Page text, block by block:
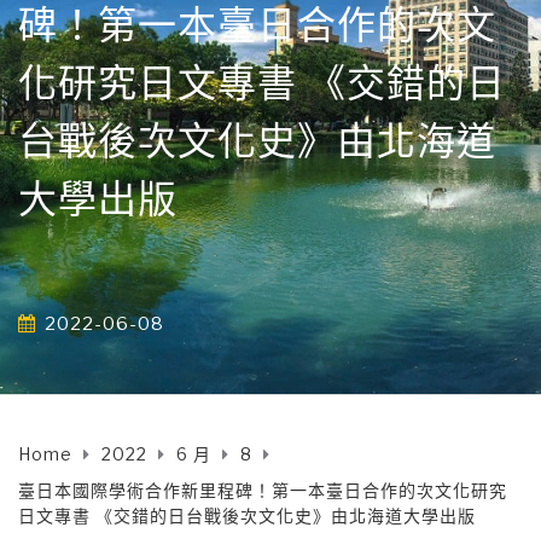
碑！第一本臺日合作的次文
化研究日文專書 《交錯的日
台戰後次文化史》由北海道
大學出版
2022-06-08
Home 2022 6 月
8
臺日本國際學術合作新里程碑！第一本臺日合作的次文化研究
日文專書 《交錯的日台戰後次文化史》由北海道大學出版